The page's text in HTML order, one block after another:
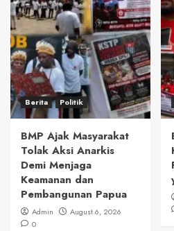
Berita Politik
BMP Ajak Masyarakat
Tolak Aksi Anarkis
Demi Menjaga
Keamanan dan
Pembangunan Papua
Admin
August 6, 2026
0